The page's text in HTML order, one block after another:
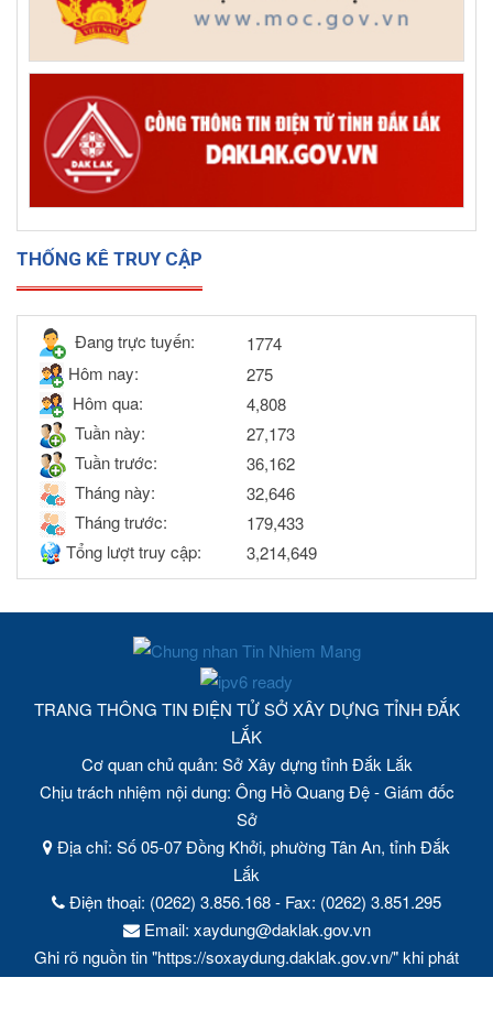
THỐNG KÊ TRUY CẬP
Đang trực tuyến:
1774
Hôm nay:
275
Hôm qua:
4,808
Tuần này:
27,173
Tuần trước:
36,162
Tháng này:
32,646
Tháng trước:
179,433
Tổng lượt truy cập:
3,214,649
TRANG THÔNG TIN ĐIỆN TỬ SỞ XÂY DỰNG TỈNH ĐẮK
LẮK
Cơ quan chủ quản: Sở Xây dựng tỉnh Đắk Lắk
Chịu trách nhiệm nội dung: Ông Hồ Quang Đệ - Giám đốc
Sở
Địa chỉ: Số 05-07 Đồng Khởi, phường Tân An, tỉnh Đắk
Lắk
Điện thoại: (0262) 3.856.168 - Fax: (0262) 3.851.295
Email: xaydung@daklak.gov.vn
Ghi rõ nguồn tin "https://soxaydung.daklak.gov.vn/" khi phát
hành lại thông tin từ Trang thông tin điện tử này.